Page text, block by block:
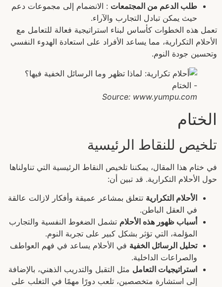
طلب الدعم من المجتمعات : الانضمام إلى مجموعات دعم
حيث يمكن تبادل التجارب والآراء.
تعمل هذه الخطوات كأساس لبناء استراتيجية فعالة للتعامل مع
الأحلام التكرارية، مما يساعد الأفراد على استعادة الهدوء النفسي
وتحسين جودة النوم.
Source: www.yumpu.com
الختام
تلخيص للنقاط الرئيسية
في ختام هذا المقال، يمكننا تلخيص النقاط الرئيسية التي تناولناها
حول الأحلام التكرارية. قد تبين أن:
الأحلام التكرارية تتعلق بمشاعر عميقة وأفكار لازالت عالقة
في العقل الباطن.
أسباب ظهور هذه الأحلام تشمل الضغوط النفسية والتجارب
المؤلمة، التي تؤثر بشكل كبير على تجربة النوم.
تحليل الرسائل الخفية في الأحلام يساعد في فهم العواطف
والصراعات الداخلية.
استراتيجيات التعامل مثل التقبل والتدريب الذهني، بالإضافة
إلى استشارة متخصصين، تلعب دورًا مهمًا في التغلب على